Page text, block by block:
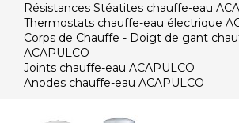
Résistances Stéatites chauffe-eau
Thermostats chauffe-eau électrique
Corps de Chauffe - Doigt de gant
ACAPULCO
Joints chauffe-eau ACAPULCO
Anodes chauffe-eau ACAPULCO